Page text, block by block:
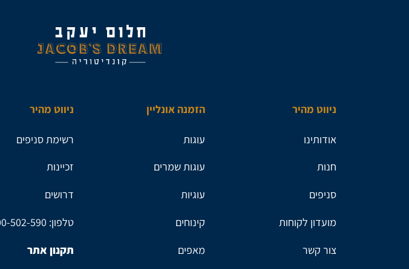
ניווט מהיר
אודותינו
חנות
סניפים
מועדון לקוחות
צור קשר
הזמנה אונליין
עוגות
עוגות שמרים
עוגיות
קינוחים
מאפים
ניווט מהיר
רשימת סניפים
זכיינות
דרושים
טלפון: 1700-502-590
תקנון אתר